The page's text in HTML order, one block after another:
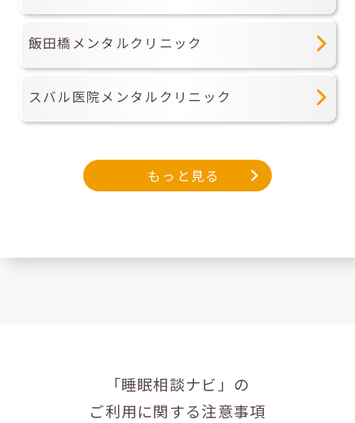
飯田橋メンタルクリニック
スバル医院メンタルクリニック
もっと見る
「睡眠相談ナビ」の
ご利用に関する注意事項